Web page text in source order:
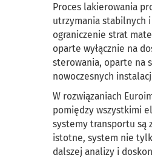
Proces lakierowania
utrzymania stabilnych
ograniczenie strat
oparte wyłącznie na
sterowania, oparte na
nowoczesnych
W rozwiązaniach
pomiędzy wszystkimi
systemy transportu są
istotne, system nie
dalszej analizy i